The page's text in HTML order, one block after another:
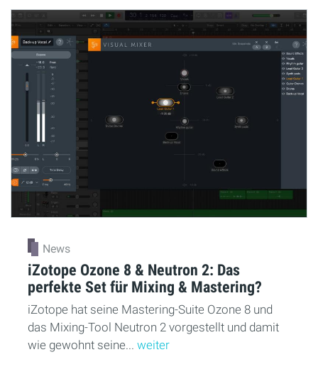
News
iZotope Ozone 8 & Neutron 2: Das
perfekte Set für Mixing & Mastering?
iZotope hat seine Mastering-Suite Ozone 8 und
das Mixing-Tool Neutron 2 vorgestellt und damit
wie gewohnt seine... weiter